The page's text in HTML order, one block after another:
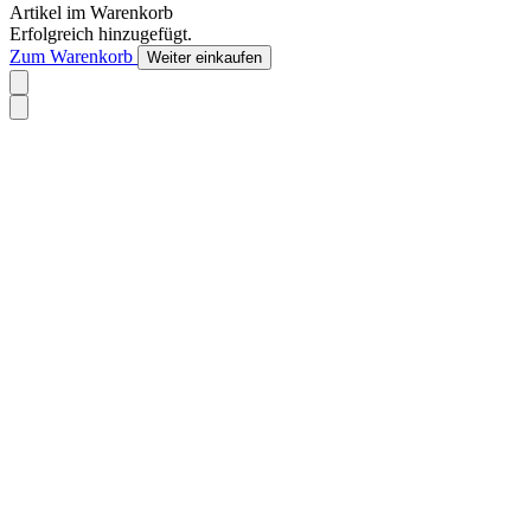
Artikel im Warenkorb
Erfolgreich hinzugefügt.
Zum Warenkorb
Weiter einkaufen